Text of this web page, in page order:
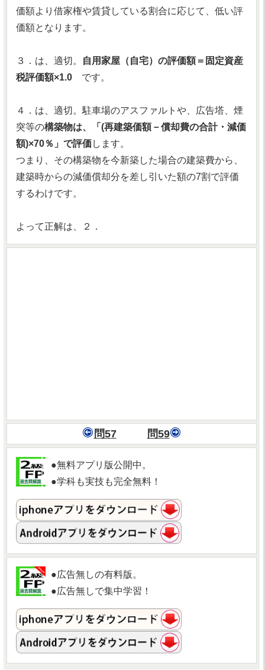
価額より借家権や賃貸している割合に応じて、低い評
価額となります。
３．は、適切。
自用家屋（自宅）の評価額＝固定資産
税評価額×1.0 です。
４．は、適切。駐車場のアスファルトや、広告塔、煙
突等の構築物は、「(再建築価額－償却費の合計・減価
額)×70％」で評価します。
つまり、その構築物を今新築した場合の建築費から、
建築時からの減価償却分を差し引いた額の7割で評価
するわけです。
よって正解は、２．
問57 問59
●無料アプリ版公開中。
●学科も実技も完全無料！
●広告無しの有料版。
●広告無しで集中学習！